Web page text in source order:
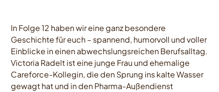
In Folge 12 haben wir eine ganz besondere
Geschichte für euch – spannend, humorvoll und voller
Einblicke in einen abwechslungsreichen Berufsalltag.
Victoria Radelt ist eine junge Frau und ehemalige
Careforce-Kollegin, die den Sprung ins kalte Wasser
gewagt hat und in den Pharma-Außendienst